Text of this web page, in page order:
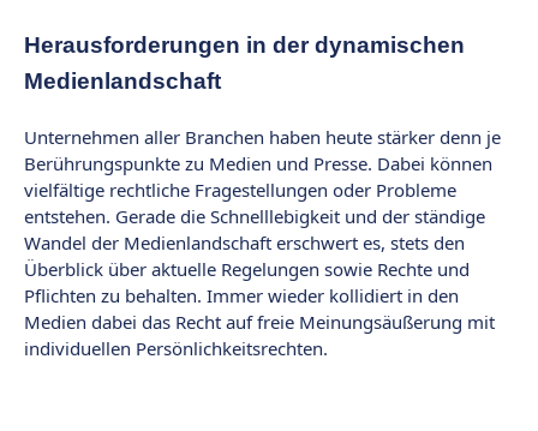
Herausforderungen in der dynamischen
Medienlandschaft
Unternehmen aller Branchen haben heute stärker denn je
Berührungspunkte zu Medien und Presse. Dabei können
vielfältige rechtliche Fragestellungen oder Probleme
entstehen. Gerade die Schnelllebigkeit und der ständige
Wandel der Medienlandschaft erschwert es, stets den
Überblick über aktuelle Regelungen sowie Rechte und
Pflichten zu behalten. Immer wieder kollidiert in den
Medien dabei das Recht auf freie Meinungsäußerung mit
individuellen Persönlichkeitsrechten.